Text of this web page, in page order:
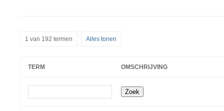
1 van 192 termen Alles tonen
TERM OMSCHRIJVING